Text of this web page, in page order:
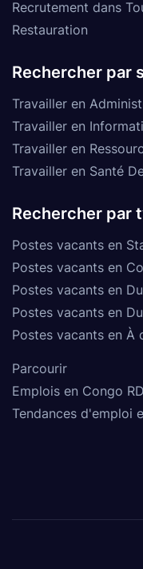
Recrutement dans
Restauration
Rechercher par
Travailler en
Travailler en
Travailler en
Travailler en Santé
Rechercher par
Postes vacants en
Postes vacants en
Postes vacants en
Postes vacants en
Postes vacants en À
Parcourir
Emplois en Congo
Tendances d'emploi